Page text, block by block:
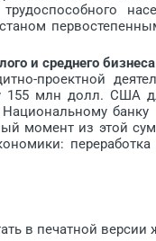
и среднего бизнеса
проектной
млн долл. США
момент из этой
в печатной версии